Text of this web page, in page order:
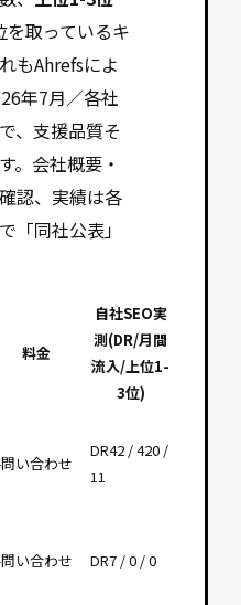
取っているキ
もAhrefsによ
年7月／各社
、支援品質そ
。会社概要・
認、実績は各
「同社公表」
料金
自社SEO実
測(DR/月間
流入/上位1-
3位)
い合わせ
DR42 / 420 /
11
い合わせ DR7 / 0 / 0